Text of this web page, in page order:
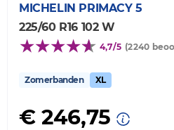
MICHELIN PRIMACY 5
225/60 R16 102 W
4,7/5 (2240
Zomerbanden XL
€ 246,75